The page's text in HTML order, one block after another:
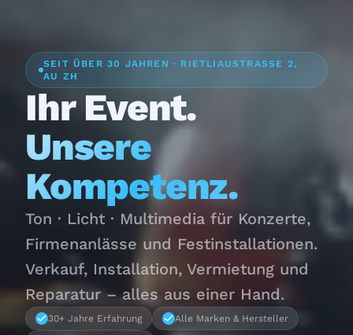
SEIT ÜBER 30 JAHREN · RIETLIAUSTRASSE 2,
AU ZH
Ihr Event.
Unsere
Kompetenz.
Ton · Licht · Multimedia für Konzerte,
Firmenanlässe und Festinstallationen.
Verkauf, Installation, Vermietung und
Reparatur – alles aus einer Hand.
30+ Jahre Erfahrung Alle Marken & Hersteller